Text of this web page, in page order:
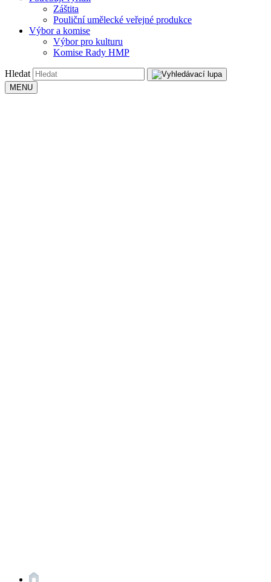
Záštita
Pouliční umělecké veřejné produkce
Výbor a komise
Výbor pro kulturu
Komise Rady HMP
Hledat
MENU